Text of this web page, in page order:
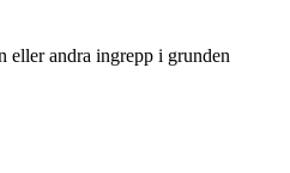
eller andra ingrepp i grunden